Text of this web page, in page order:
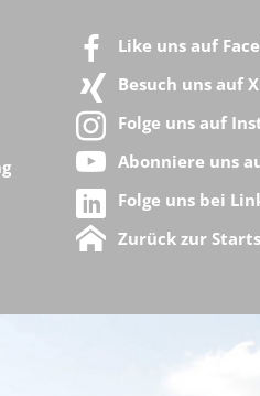
Like uns auf
Besuch uns auf
Folge uns auf
Abonniere uns
Folge uns bei
Zurück zur